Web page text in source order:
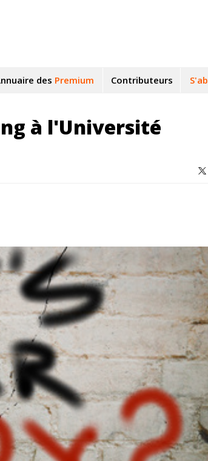
des Premium Contributeurs
à l'Université